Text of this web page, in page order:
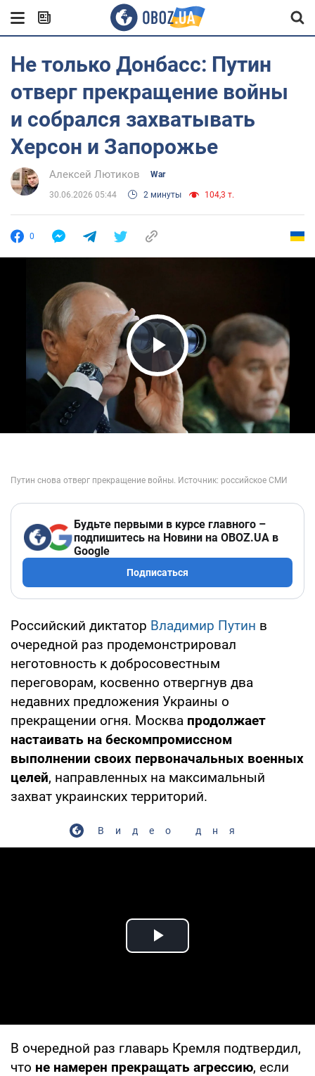
Не только Донбасс: Путин
отверг прекращение войны
и собрался захватывать
Херсон и Запорожье
Алексей Лютиков War
30.06.2026 05:44 2 минуты 104,3 т.
0
Play Video
Будьте первыми в курсе главного –
подпишитесь на Новини на OBOZ.UA в
Google
Подписаться
Российский диктатор Владимир Путин в
очередной раз продемонстрировал
неготовность к добросовестным
переговорам, косвенно отвергнув два
недавних предложения Украины о
прекращении огня. Москва продолжает
настаивать на бескомпромиссном
выполнении своих первоначальных военных
целей, направленных на максимальный
захват украинских территорий.
Видео дня
Play Video
В очередной раз главарь Кремля подтвердил,
что не намерен прекращать агрессию, если